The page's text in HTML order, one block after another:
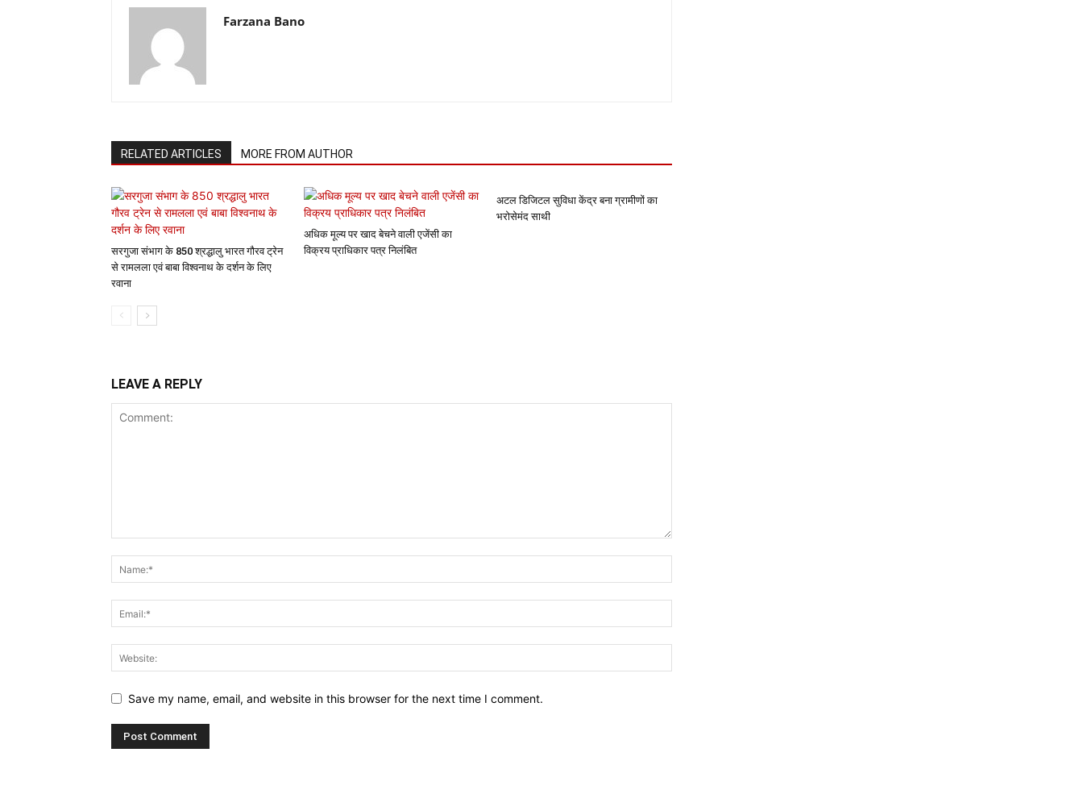
Farzana Bano
RELATED ARTICLES MORE FROM AUTHOR
सरगुजा संभाग के 850 श्रद्धालु भारत गौरव ट्रेन
से रामलला एवं बाबा विश्वनाथ के दर्शन के लिए
रवाना
अधिक मूल्य पर खाद बेचने वाली एजेंसी का
विक्रय प्राधिकार पत्र निलंबित
अटल डिजिटल सुविधा केंद्र बना ग्रामीणों का
भरोसेमंद साथी
LEAVE A REPLY
Save my name, email, and website in this browser for the next time I comment.